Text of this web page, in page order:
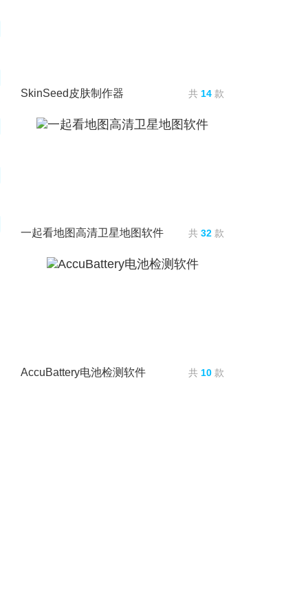
SkinSeed皮肤制作器 共 14 款
一起看地图高清卫星地图软件 共 32 款
AccuBattery电池检测软件 共 10 款